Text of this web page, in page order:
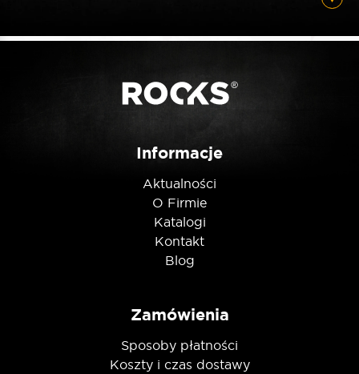
Informacje
Aktualności
O Firmie
Katalogi
Kontakt
Blog
Zamówienia
Sposoby płatności
Koszty i czas dostawy